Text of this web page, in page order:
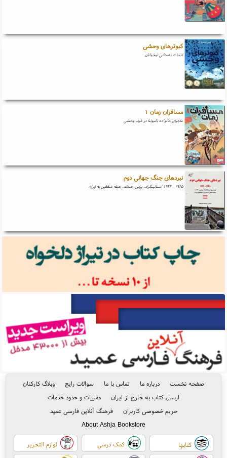
کبوترهای وحشی
ادبیات داستانی نوجوانان
مسافران زمان ۱
ماجرای خانواده بالبوئنا در غرب وحشی
نبردهای جنگ جهانی دوم
۱۹۴۵ - ۱۹۴۲ استالینگراد، برلین، فنلاند، حمله متفقین به ایران
صفحه نخست درباره ما تماس با ما سوالات رایج
وبلاگ کارکنان
ارسال کتاب به خارج از ایران
مقررات و حدود خدمات
حریم خصوصی کاربران
فرهنگ آنلاین فارسی عمید
About Ashja Bookstore
کتابها کمک درسی لوازم التحریر